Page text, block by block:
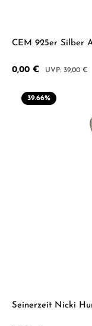
CEM
Verkaufspreis:
0,00 € Regulärer Preis:
39,00 €
39.66%
Seinerzeit Nicki